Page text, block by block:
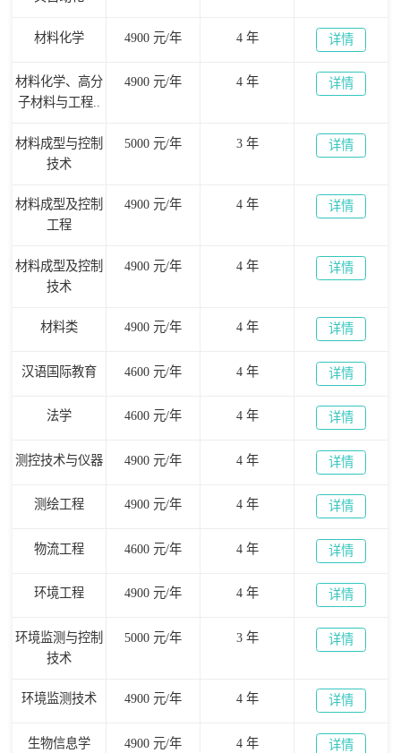
材料化学 4900 元/年 4 年 详情
材料化学、高分
子材料与工程..
4900 元/年 4 年 详情
材料成型与控制
技术
5000 元/年 3 年 详情
材料成型及控制
工程
4900 元/年 4 年 详情
材料成型及控制
技术
4900 元/年 4 年 详情
材料类 4900 元/年 4 年 详情
汉语国际教育 4600 元/年 4 年 详情
法学 4600 元/年 4 年 详情
测控技术与仪器 4900 元/年 4 年 详情
测绘工程 4900 元/年 4 年 详情
物流工程 4600 元/年 4 年 详情
环境工程 4900 元/年 4 年 详情
环境监测与控制
技术
5000 元/年 3 年 详情
环境监测技术 4900 元/年 4 年 详情
生物信息学 4900 元/年 4 年 详情